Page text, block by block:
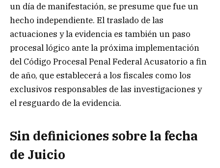
un día de manifestación, se presume que fue un
hecho independiente. El traslado de las
actuaciones y la evidencia es también un paso
procesal lógico ante la próxima implementación
del Código Procesal Penal Federal Acusatorio a fin
de año, que establecerá a los fiscales como los
exclusivos responsables de las investigaciones y
el resguardo de la evidencia.
Sin definiciones sobre la fecha
de Juicio